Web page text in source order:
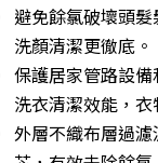
避免餘氯破壞頭
洗顏清潔更徹底。
保護居家管路設
洗衣清潔效能，
外層不織布層過